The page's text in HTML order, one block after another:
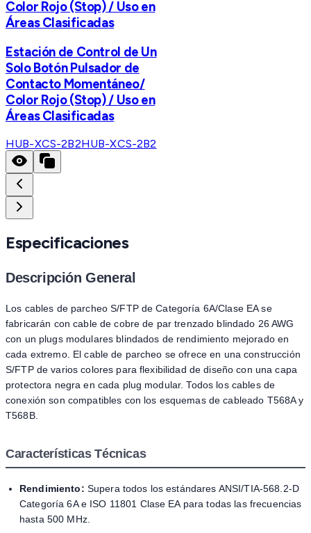
Color Rojo (Stop) / Uso en
Áreas Clasificadas
Estación de Control de Un
Solo Botón Pulsador de
Contacto Momentáneo/
Color Rojo (Stop) / Uso en
Áreas Clasificadas
HUB-XCS-2B2HUB-XCS-2B2
Especificaciones
Descripción General
Los cables de parcheo S/FTP de Categoría 6A/Clase EA se
fabricarán con cable de cobre de par trenzado blindado 26 AWG
con un plugs modulares blindados de rendimiento mejorado en
cada extremo. El cable de parcheo se ofrece en una construcción
S/FTP de varios colores para flexibilidad de diseño con una capa
protectora negra en cada plug modular. Todos los cables de
conexión son compatibles con los esquemas de cableado T568A y
T568B.
Características Técnicas
Rendimiento: Supera todos los estándares ANSI/TIA-568.2-D
Categoría 6A e ISO 11801 Clase EA para todas las frecuencias
hasta 500 MHz.